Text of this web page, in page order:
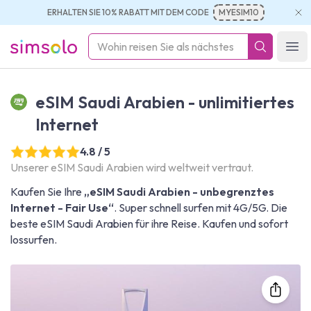
ERHALTEN SIE 10% RABATT MIT DEM CODE MYESIM10
simsolo
eSIM Saudi Arabien - unlimitiertes
Internet
4.8 / 5
Unserer eSIM Saudi Arabien wird weltweit vertraut.
Kaufen Sie Ihre „eSIM Saudi Arabien - unbegrenztes
Internet - Fair Use“. Super schnell surfen mit 4G/5G. Die
beste eSIM Saudi Arabien für ihre Reise. Kaufen und sofort
lossurfen.